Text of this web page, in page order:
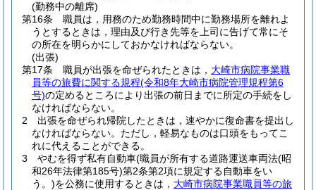
(勤務中の離席)
第16条
職員は，用務のため勤務時間中に勤務場所を離れよ
うとするときは，理由及び行き先等を上司に告げて常にそ
の所在を明らかにしておかなければならない。
(出張)
第17条
職員が出張を命ぜられたときは， 大崎市病院事業職
員等の旅費に関する規程(令和8年大崎市病院管理規程第6
号)の定めるところにより出張の前日までに所定の手続をし
なければならない。
2
出張を命ぜられ帰院したときは，速やかに復命書を提出し
なければならない。 ただし，軽易なものは口頭をもってこ
れに代えることができる。
3
やむを得ず私有自動車(職員が所有する道路運送車両法(昭
和26年法律第185号)第2条第2項に規定する自動車をい
う。)を公務に使用するときは， 大崎市病院事業職員等の旅